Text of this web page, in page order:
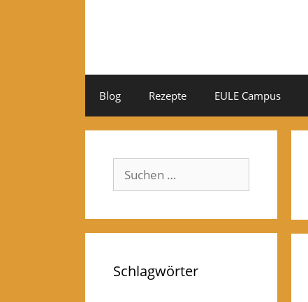
Blog Rezepte EULE Campus
Suchen
nach:
Schlagwörter